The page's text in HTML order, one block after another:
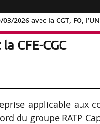
2026 avec la CGT, FO,
un accord
CFE-CGC
applicable aux
du groupe RATP